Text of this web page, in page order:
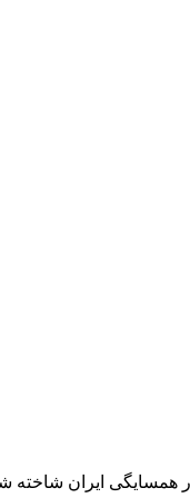
همسایگی ایران شاخته